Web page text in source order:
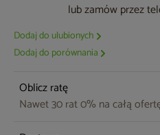
lub zamów przez
Dodaj do ulubionych
Dodaj do porównania
Oblicz ratę
Nawet 30 rat 0% na całą